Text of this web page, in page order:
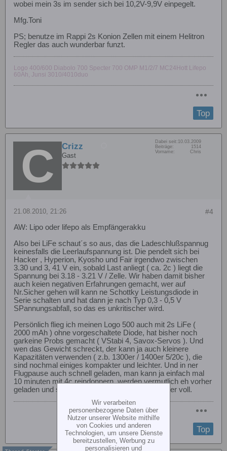
wobei mein 3s im sender sich bei 10,2V-9,9V einpegelt.
Mfg.Toni
PS; benutze im Rappi 2s Konion Zellen mit einem Helitron
Regler das auch wunderbar funzt.
Logo 400/600 Diabolo 700 Specter 700 OMP M1/2/7 MC24Hott Lifepo
60Ah, Junsi 3010/4010duo
Top
Crizz
Gast
Dabei seit: 10.03.2009
Beiträge:
1514
Vorname:
Chris
#4
21.08.2010, 21:26
AW: Lipo oder lifepo als Empfängerakku
Also bei LiFe schaut´s so aus, das die Ladeschlußspannug
keinesfalls die Leerlaufspannung ist. Die pendelt sich bei
Hacker , Hyperion, Kyosho und Fair irgendwo zwischen
3.30 und 3, 41 V ein, sobald Last anliegt ( ca. 2c ) liegt die
Spannung bei 3.18 - 3.21 V / Zelle. Wir haben damit bisher
auch keien negativen Erfahrungen gemacht, wer auf
Nr.Sicher gehen will kann ne Schottky Leistungsdiode in
Serie schalten und hat dann je nach Typ 0,3 - 0,5 V
SPannungsabfall, so das es unkritischer wird.
Persönlich flieg ich meinen Logo 500 auch mit 2s LiFe (
2000 mAh ) ohne vorgeschaltete Diode, hat bisher noch
garkeine Probs gemacht ( VStabi 4, Savox-Servos ). Und
wen das Gewicht schreckt, der kann ja auch kleinere
Kapazitäten verwenden ( z.b. 1300er / 1400er 5/20c ), die
sind nochmal einiges kompakter und leichter. Und in ner
Flugpause auch schnell geladen, man kann ja einfach mal
10 minuten mit 4c reindonnern, werden vermutlich eh vorher
geladen und sind dann in wenigen minuten wieder voll.
Top
Wir verarbeiten
personenbezogene Daten über
Nutzer unserer Website mithilfe
von Cookies und anderen
Technologien, um unsere Dienste
bereitzustellen, Werbung zu
personalisieren und